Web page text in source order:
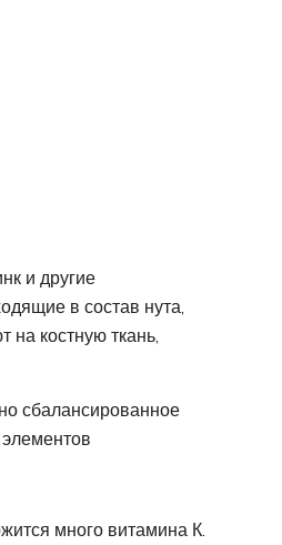
и другие
в состав нута,
на костную ткань,
сбалансированное
много витамина К.